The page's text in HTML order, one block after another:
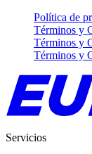
Política de
Términos y
Términos y
Términos y
Servicios